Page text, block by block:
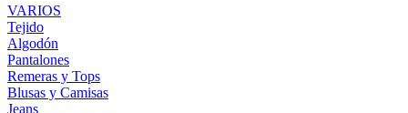
VARIOS
Tejido
Algodón
Pantalones
Remeras y Tops
Blusas y Camisas
Jeans